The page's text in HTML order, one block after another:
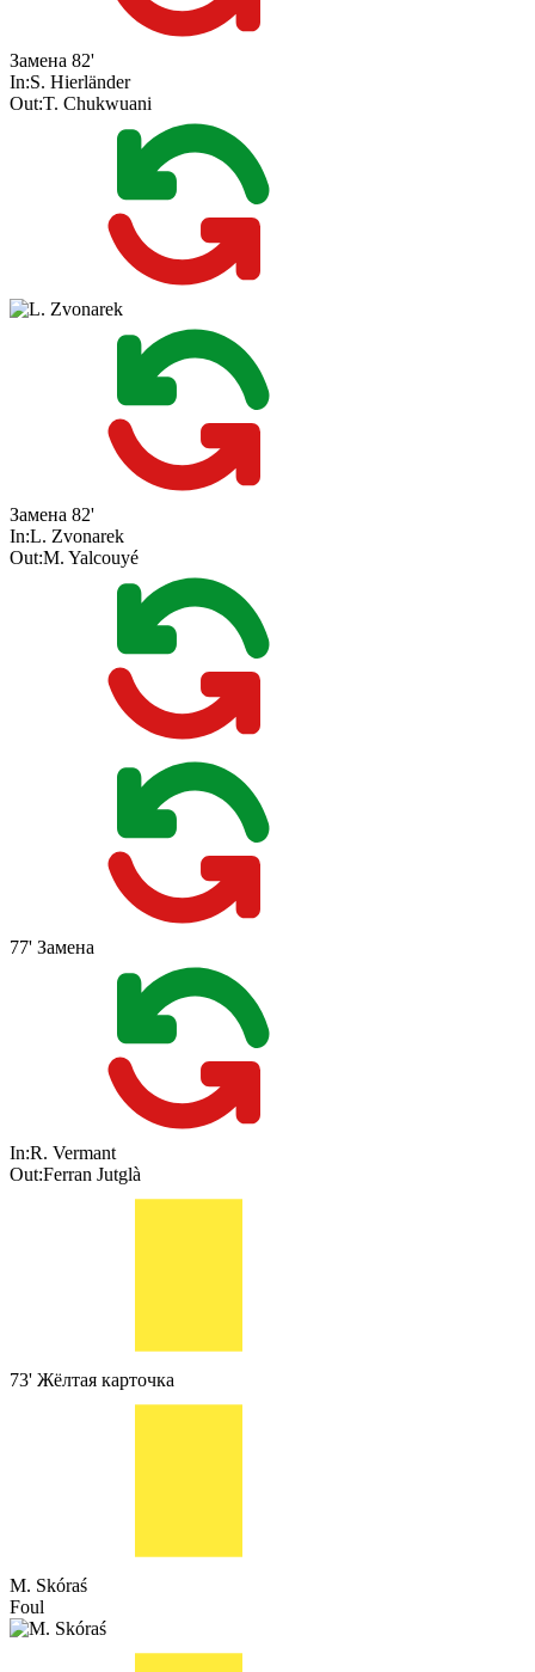
Замена 82'
In:S. Hierländer
Out:T. Chukwuani
Замена 82'
In:L. Zvonarek
Out:M. Yalcouyé
77' Замена
In:R. Vermant
Out:Ferran Jutglà
73' Жёлтая карточка
M. Skóraś
Foul